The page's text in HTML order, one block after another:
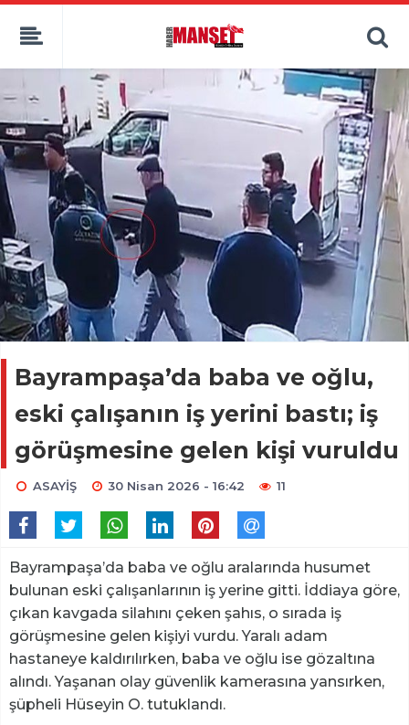
Bayrampaşa’da baba ve oğlu,
eski çalışanın iş yerini bastı; iş
görüşmesine gelen kişi vuruldu
ASAYİŞ 30 Nisan 2026 - 16:42 11
Bayrampaşa’da baba ve oğlu aralarında husumet
bulunan eski çalışanlarının iş yerine gitti. İddiaya göre,
çıkan kavgada silahını çeken şahıs, o sırada iş
görüşmesine gelen kişiyi vurdu. Yaralı adam
hastaneye kaldırılırken, baba ve oğlu ise gözaltına
alındı. Yaşanan olay güvenlik kamerasına yansırken,
şüpheli Hüseyin O. tutuklandı.